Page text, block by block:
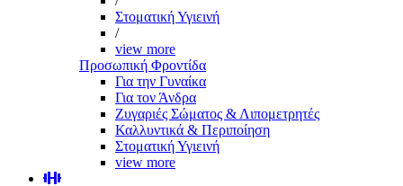
Στοματική Υγιεινή
/
view more
Προσωπική Φροντίδα
Για την Γυναίκα
Για τον Άνδρα
Ζυγαριές Σώματος & Λιπομετρητές
Καλλυντικά & Περιποίηση
Στοματική Υγιεινή
view more